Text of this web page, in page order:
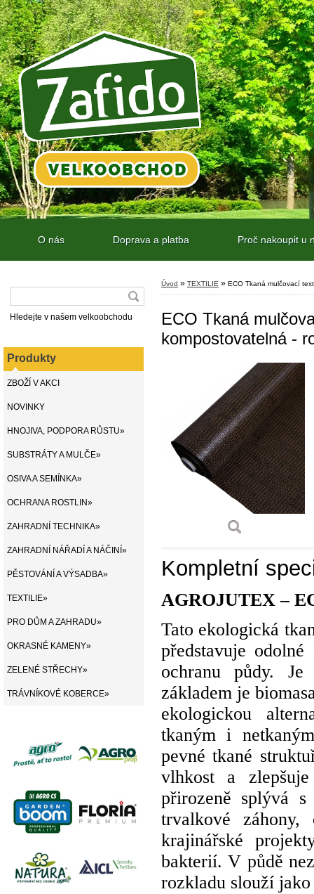
O nás Doprava a platba Proč nakoupit u
Hledejte v našem velkoobchodu
Produkty
ZBOŽÍ V AKCI
NOVINKY
HNOJIVA, PODPORA RŮSTU»
SUBSTRÁTY A MULČE»
OSIVA A SEMÍNKA»
OCHRANA ROSTLIN»
ZAHRADNÍ TECHNIKA»
ZAHRADNÍ NÁŘADÍ A NÁČINÍ»
PĚSTOVÁNÍ A VÝSADBA»
TEXTILIE»
PRO DŮM A ZAHRADU»
OKRASNÉ KAMENY»
ZELENÉ STŘECHY»
TRÁVNÍKOVÉ KOBERCE»
Úvod » TEXTILIE » ECO Tkaná mulčovací
ECO Tkaná
kompostovatelná -
Kompletní
AGROJUTEX –
Tato ekologická
představuje
ochranu půdy.
základem je
ekologickou
tkaným i
pevné tkané
vlhkost a
přirozeně splývá
trvalkové záhony,
krajinářské
bakterií. V půdě
rozkladu slouží